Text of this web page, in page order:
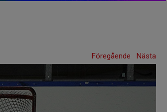
Föregående Nästa